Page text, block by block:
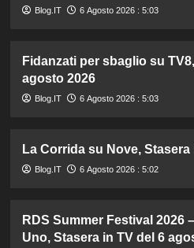
Blog.IT 6 Agosto 2026 : 5:03
Fidanzati per sbaglio su
agosto 2026
Blog.IT 6 Agosto 2026 : 5:03
La Corrida su Nove,
Blog.IT 6 Agosto 2026 : 5:02
RDS Summer Festival 2026
Uno, Stasera in TV del 6